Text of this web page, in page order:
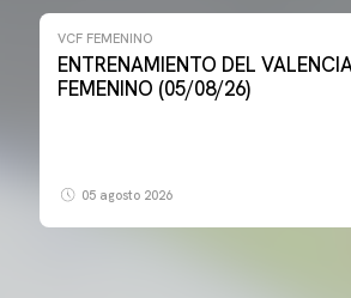
VCF FEMENINO
ENTRENAMIENTO DEL
FEMENINO (05/08/26)
05 agosto 2026